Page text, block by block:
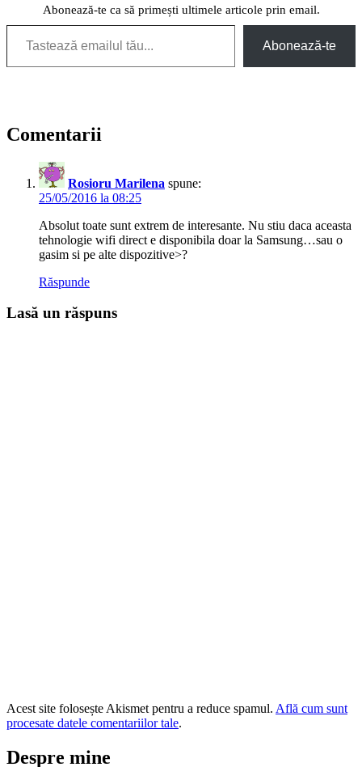
Abonează-te ca să primești ultimele articole prin email.
Tastează emailul tău...
Abonează-te
Comentarii
Rosioru Marilena spune:
25/05/2016 la 08:25
Absolut toate sunt extrem de interesante. Nu stiu daca aceasta
tehnologie wifi direct e disponibila doar la Samsung…sau o
gasim si pe alte dispozitive>?
Răspunde
Lasă un răspuns
Acest site folosește Akismet pentru a reduce spamul. Află cum sunt
procesate datele comentariilor tale.
Despre mine